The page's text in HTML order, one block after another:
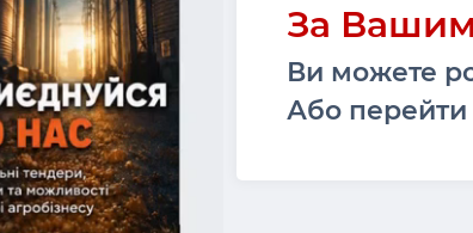
За
Ви можете
Або перейти